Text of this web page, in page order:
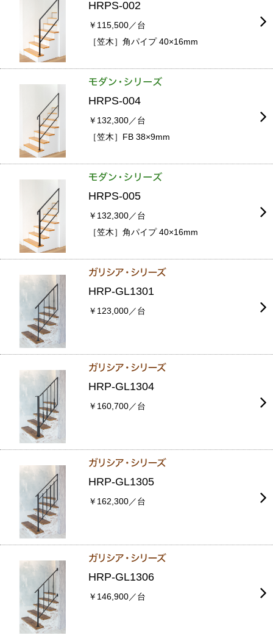
HRPS-002
￥115,500／台
［笠木］角パイプ 40×16mm
HRPS-004
￥132,300／台
［笠木］FB 38×9mm
HRPS-005
￥132,300／台
［笠木］角パイプ 40×16mm
HRP-GL1301
￥123,000／台
HRP-GL1304
￥160,700／台
HRP-GL1305
￥162,300／台
HRP-GL1306
￥146,900／台